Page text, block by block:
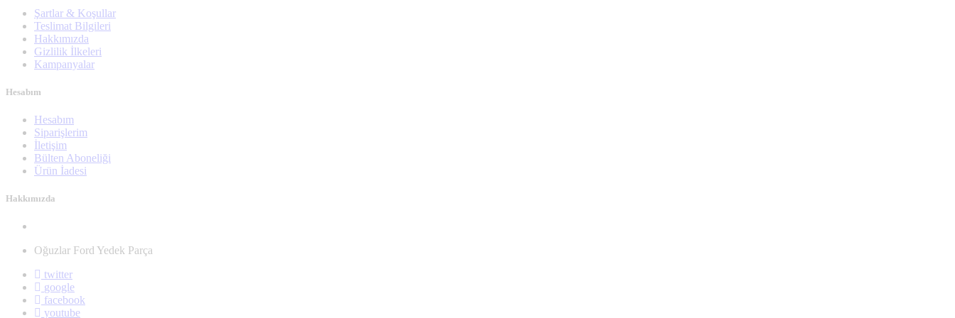
Şartlar & Koşullar
Teslimat Bilgileri
Hakkımızda
Gizlilik İlkeleri
Kampanyalar
Hesabım
Hesabım
Siparişlerim
İletişim
Bülten Aboneliği
Ürün İadesi
Hakkımızda
Oğuzlar Ford Yedek Parça
twitter
google
facebook
youtube